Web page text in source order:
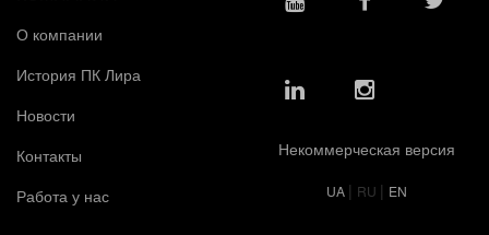
О компании
История ПК Лира
Новости
Контакты
Работа у нас
Некоммерческая версия
UA | RU | EN